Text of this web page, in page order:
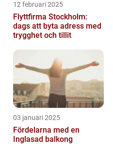
12 februari 2025
Flyttfirma Stockholm:
dags att byta adress med
trygghet och tillit
03 januari 2025
Fördelarna med en
Inglasad balkong